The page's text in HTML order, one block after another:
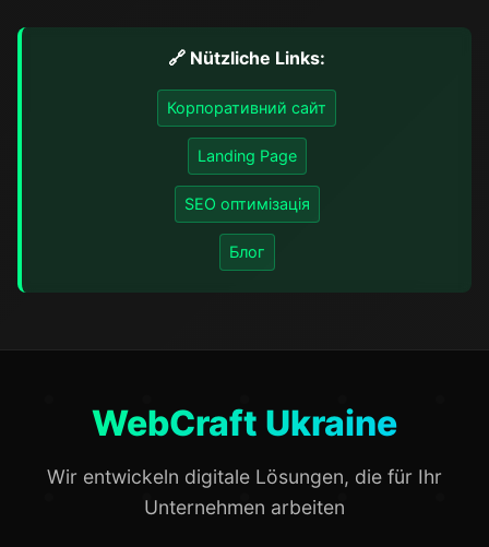
🔗 Nützliche Links:
Корпоративний сайт
Landing Page
SEO оптимізація
Блог
WebCraft Ukraine
Wir entwickeln digitale Lösungen, die für Ihr
Unternehmen arbeiten